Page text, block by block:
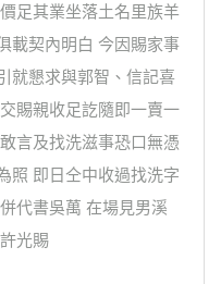
足其業坐落土名里族羊
載契內明白 今因賜家事
就懇求與郭智、信記喜
賜親收足訖隨即一賣一
言及找洗滋事恐口無憑
照 即日仝中收過找洗字
代書吳萬 在場見男溪
光賜